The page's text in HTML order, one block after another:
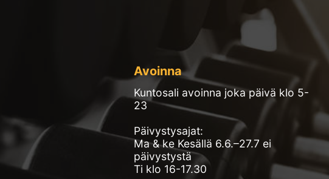
Avoinna
Kuntosali avoinna joka päivä klo 5-
23
Päivystysajat:
Ma & ke Kesällä 6.6.–27.7 ei
päivystystä
Ti klo 16-17.30